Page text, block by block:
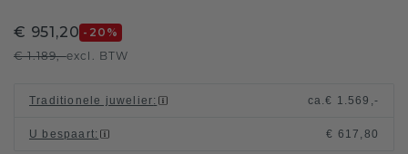
€ 951,20 -20 %
€ 1.189,-excl. BTW
Traditionele juwelier: ca.€ 1.569,-
U bespaart: € 617,80